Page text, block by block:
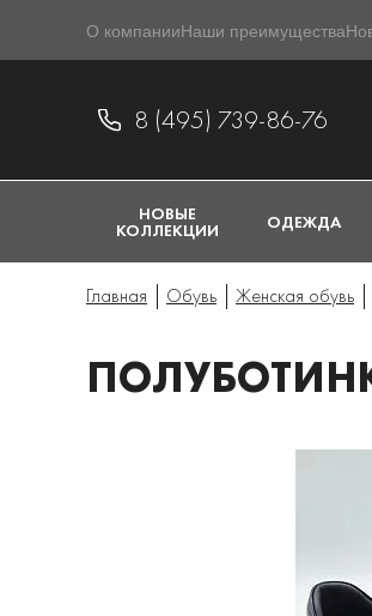
О компанииНаши преимущества
8 (495) 739-86-76
НОВЫЕ
КОЛЛЕКЦИИ ОДЕЖДА
Главная Обувь Женская обувь